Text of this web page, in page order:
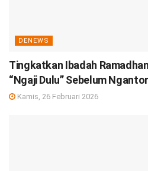
DENEWS
Tingkatkan Ibadah
“Ngaji Dulu” Sebelum
Kamis, 26 Februari 2026